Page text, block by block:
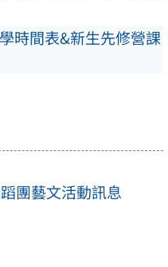
時間表&新生先修營課
團藝文活動訊息